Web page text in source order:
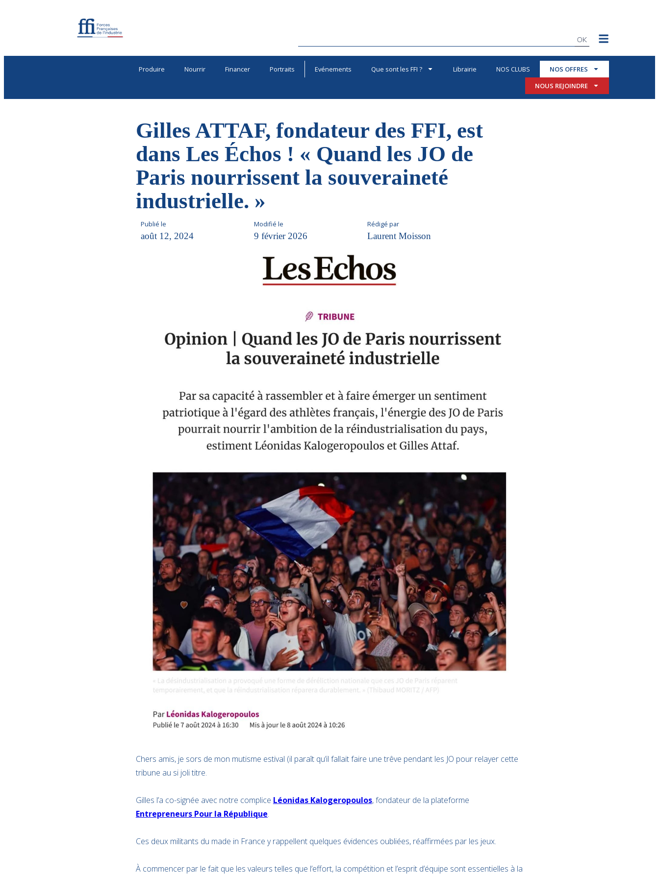
OK
Produire Nourrir Financer Portraits Evénements Que sont les FFI ? Librairie NOS CLUBS
NOS OFFRES
NOUS REJOINDRE
Gilles ATTAF, fondateur des FFI, est
dans Les Échos ! « Quand les JO de
Paris nourrissent la souveraineté
industrielle. »
Publié le
août 12, 2024
Modifié le
9 février 2026
Rédigé par
Laurent Moisson
Chers amis, je sors de mon mutisme estival (il paraît qu’il fallait faire une trêve pendant les JO pour relayer cette
tribune au si joli titre.
Gilles l’a co-signée avec notre complice Léonidas Kalogeropoulos, fondateur de la plateforme
Entrepreneurs Pour la République.
Ces deux militants du made in France y rappellent quelques évidences oubliées, réaffirmées par les jeux.
À commencer par le fait que les valeurs telles que l’effort, la compétition et l’esprit d’équipe sont essentielles à la